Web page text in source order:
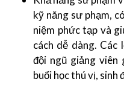
kỹ năng sư phạm,
niệm phức tạp và
cách dễ dàng.
đội ngũ giảng
buổi học thú vị, sinh